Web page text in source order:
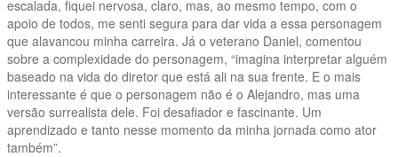
escalada, fiquei nervosa, claro, mas, ao mesmo tempo, com o
apoio de todos, me senti segura para dar vida a essa personagem
que alavancou minha carreira. Já o veterano Daniel, comentou
sobre a complexidade do personagem, “imagina interpretar alguém
baseado na vida do diretor que está ali na sua frente. E o mais
interessante é que o personagem não é o Alejandro, mas uma
versão surrealista dele. Foi desafiador e fascinante. Um
aprendizado e tanto nesse momento da minha jornada como ator
também”.